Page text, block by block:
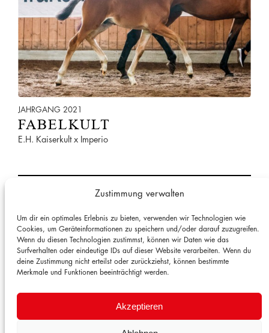
Zustimmung verwalten
Um dir ein optimales Erlebnis zu bieten, verwenden wir Technologien wie
Cookies, um Geräteinformationen zu speichern und/oder darauf zuzugreifen.
Wenn du diesen Technologien zustimmst, können wir Daten wie das
Surfverhalten oder eindeutige IDs auf dieser Website verarbeiten. Wenn du
deine Zustimmung nicht erteilst oder zurückziehst, können bestimmte
Merkmale und Funktionen beeinträchtigt werden.
Akzeptieren
JAHRGANG 2021
FABELKULT
E.H. Kaiserkult x Imperio
Zuchtstute
KONTAKT
Gestüt Gut Roest
Marion Essing
24376 Kappeln
Tel.: +49 (0) 172 289 2345